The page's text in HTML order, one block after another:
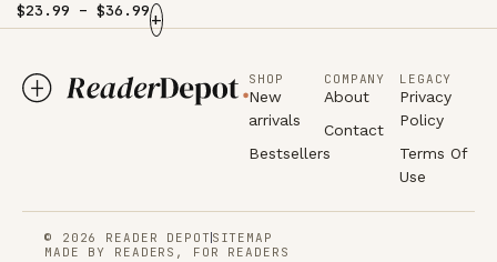
$23.99 – $36.99+
SHOP
New
arrivals
Bestsellers
COMPANY
About
Contact
LEGACY
Privacy
Policy
Terms Of
Use
© 2026 READER DEPOT SITEMAP
MADE BY READERS, FOR READERS